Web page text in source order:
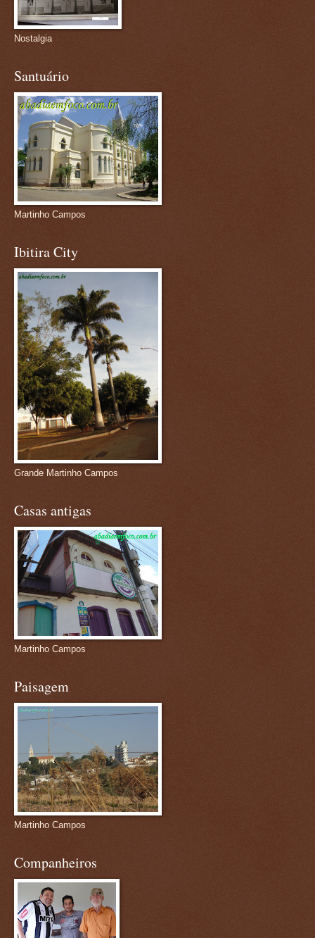
Nostalgia
Santuário
Martinho Campos
Ibitira City
Grande Martinho Campos
Casas antigas
Martinho Campos
Paisagem
Martinho Campos
Companheiros